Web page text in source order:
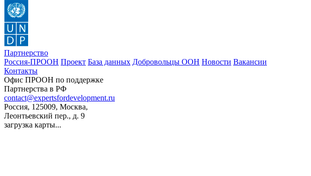
Партнерство
Россия-ПРООН Проект База данных Добровольцы ООН Новости Вакансии
Контакты
Офис ПРООН по поддержке
Партнерства в РФ
contact@expertsfordevelopment.ru
Россия, 125009, Москва,
Леонтьевский пер., д. 9
загрузка карты...